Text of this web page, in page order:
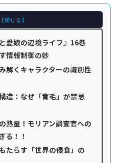
愛娘の辺境ライフ』16巻
情報制御の妙
解くキャラクターの識別性
造：なぜ「育毛」が禁忌
熱量！モリアン調査官への
る！！
たらす「世界の侵食」の